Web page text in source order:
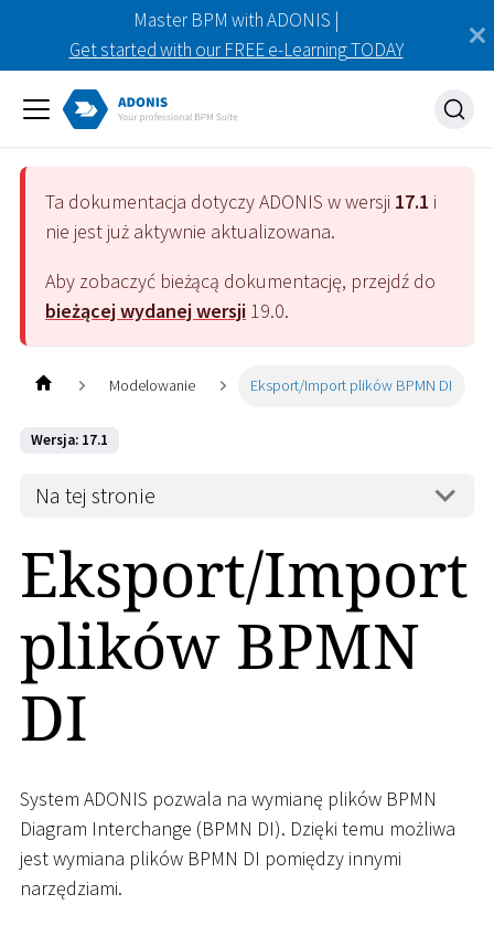
Master BPM with ADONIS |
Get started with our FREE e-Learning TODAY
Ta dokumentacja dotyczyADONIS w wersji 17.1 i
nie jest już aktywnie aktualizowana.
Aby zobaczyć bieżącą dokumentację, przejdź do
bieżącej wydanej wersji 19.0.
Modelowanie Eksport/Import plików BPMN DI
Wersja: 17.1
Na tej stronie
Eksport/Import
plików BPMN
DI
System ADONIS pozwala na wymianę plików BPMN
Diagram Interchange (BPMN DI). Dzięki temu możliwa
jest wymiana plików BPMN DI pomiędzy innymi
narzędziami.